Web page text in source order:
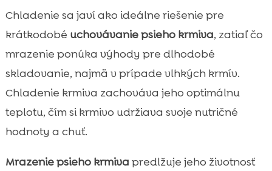
Chladenie sa javí ako ideálne riešenie pre
krátkodobé uchovávanie psieho krmiva, zatiaľ čo
mrazenie ponúka výhody pre dlhodobé
skladovanie, najmä v prípade vlhkých krmív.
Chladenie krmiva zachováva jeho optimálnu
teplotu, čím si krmivo udržiava svoje nutričné
hodnoty a chuť.
Mrazenie psieho krmiva predlžuje jeho životnosť